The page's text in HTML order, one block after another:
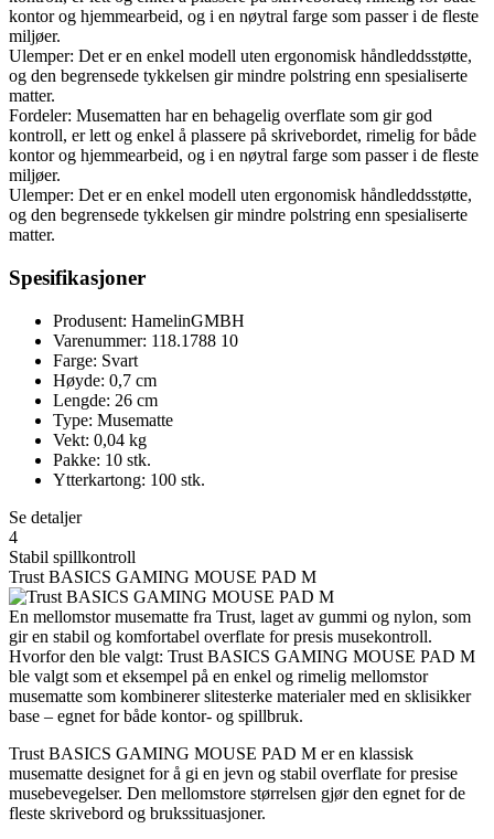
kontor og hjemmearbeid, og i en nøytral farge som passer i de fleste
miljøer.
Ulemper: Det er en enkel modell uten ergonomisk håndleddsstøtte,
og den begrensede tykkelsen gir mindre polstring enn spesialiserte
matter.
Fordeler: Musematten har en behagelig overflate som gir god
kontroll, er lett og enkel å plassere på skrivebordet, rimelig for både
kontor og hjemmearbeid, og i en nøytral farge som passer i de fleste
miljøer.
Ulemper: Det er en enkel modell uten ergonomisk håndleddsstøtte,
og den begrensede tykkelsen gir mindre polstring enn spesialiserte
matter.
Spesifikasjoner
Produsent: HamelinGMBH
Varenummer: 118.1788 10
Farge: Svart
Høyde: 0,7 cm
Lengde: 26 cm
Type: Musematte
Vekt: 0,04 kg
Pakke: 10 stk.
Ytterkartong: 100 stk.
Se detaljer
4
Stabil spillkontroll
Trust BASICS GAMING MOUSE PAD M
En mellomstor musematte fra Trust, laget av gummi og nylon, som
gir en stabil og komfortabel overflate for presis musekontroll.
Hvorfor den ble valgt: Trust BASICS GAMING MOUSE PAD M
ble valgt som et eksempel på en enkel og rimelig mellomstor
musematte som kombinerer slitesterke materialer med en sklisikker
base – egnet for både kontor- og spillbruk.
Trust BASICS GAMING MOUSE PAD M er en klassisk
musematte designet for å gi en jevn og stabil overflate for presise
musebevegelser. Den mellomstore størrelsen gjør den egnet for de
fleste skrivebord og brukssituasjoner.